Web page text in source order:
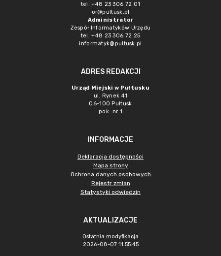
tel. +48 23 306 72 01
or@pultusk.pl
Administrator
Zespół Informatyków Urzędu
tel. +48 23 306 72 25
informatyk@pultusk.pl
ADRES REDAKCJI
Urząd Miejski w Pułtusku
ul. Rynek 41
06-100 Pułtusk
pok. nr 1
INFORMACJE
Deklaracja dostępności
Mapa strony
Ochrona danych osobowych
Rejestr zmian
Statystyki odwiedzin
AKTUALIZACJE
Ostatnia modyfikacja
2026-08-07 11:55:45